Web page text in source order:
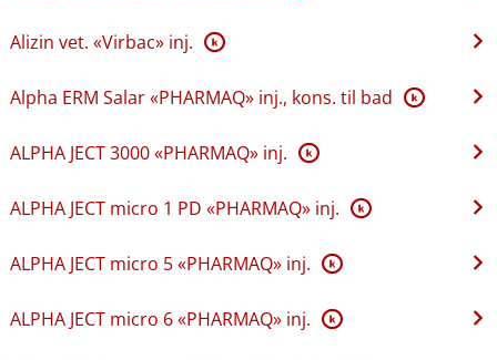
Alizin vet. «Virbac» inj. K
Alpha ERM Salar «PHARMAQ» inj., kons. til bad K
ALPHA JECT 3000 «PHARMAQ» inj. K
ALPHA JECT micro 1 PD «PHARMAQ» inj. K
ALPHA JECT micro 5 «PHARMAQ» inj. K
ALPHA JECT micro 6 «PHARMAQ» inj. K